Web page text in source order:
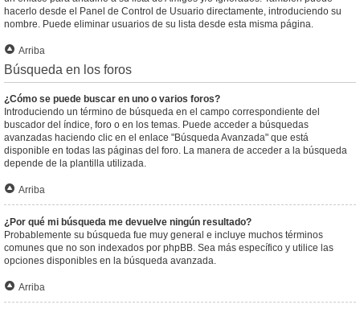
hacerlo desde el Panel de Control de Usuario directamente, introduciendo su
nombre. Puede eliminar usuarios de su lista desde esta misma página.
Arriba
Búsqueda en los foros
¿Cómo se puede buscar en uno o varios foros?
Introduciendo un término de búsqueda en el campo correspondiente del
buscador del índice, foro o en los temas. Puede acceder a búsquedas
avanzadas haciendo clic en el enlace "Búsqueda Avanzada" que está
disponible en todas las páginas del foro. La manera de acceder a la búsqueda
depende de la plantilla utilizada.
Arriba
¿Por qué mi búsqueda me devuelve ningún resultado?
Probablemente su búsqueda fue muy general e incluye muchos términos
comunes que no son indexados por phpBB. Sea más específico y utilice las
opciones disponibles en la búsqueda avanzada.
Arriba